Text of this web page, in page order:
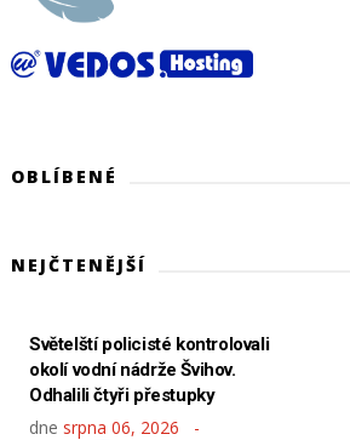
OBLÍBENÉ
NEJČTENĚJŠÍ
Světelští policisté kontrolovali
okolí vodní nádrže Švihov.
Odhalili čtyři přestupky
dne srpna 06, 2026